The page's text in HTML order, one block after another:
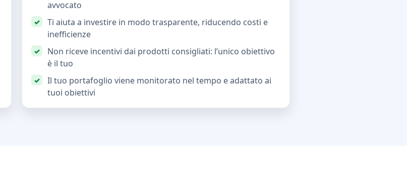
avvocato
Ti aiuta a investire in modo trasparente, riducendo costi e
inefficienze
Non riceve incentivi dai prodotti consigliati: l’unico obiettivo
è il tuo
Il tuo portafoglio viene monitorato nel tempo e adattato ai
tuoi obiettivi